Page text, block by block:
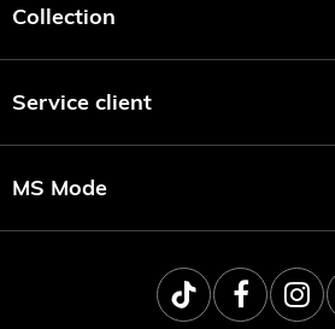
Collection
Service client
MS Mode